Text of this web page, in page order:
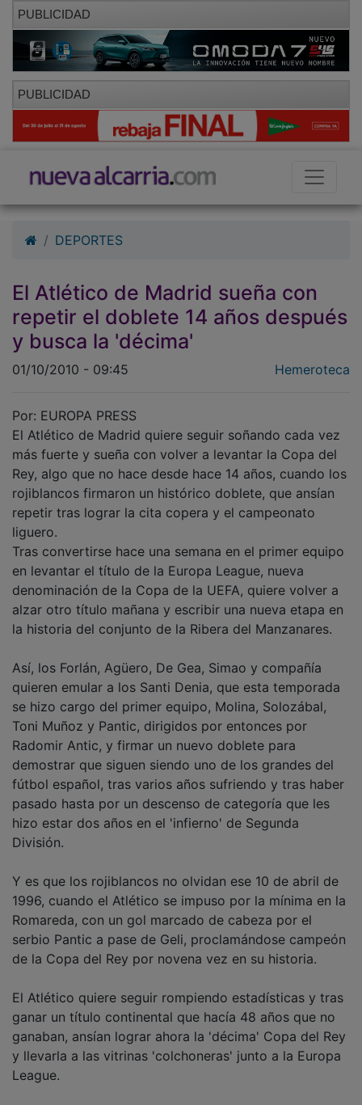
PUBLICIDAD
PUBLICIDAD
El Atlético de Madrid sueña con
repetir el doblete 14 años después
y busca la 'décima'
01/10/2010 - 09:45
El Atlético de Madrid quiere seguir soñando cada vez
más fuerte y sueña con volver a levantar la Copa del
Rey, algo que no hace desde hace 14 años, cuando los
rojiblancos firmaron un histórico doblete, que ansían
repetir tras lograr la cita copera y el campeonato
liguero.
Tras convertirse hace una semana en el primer equipo
en levantar el título de la Europa League, nueva
denominación de la Copa de la UEFA, quiere volver a
alzar otro título mañana y escribir una nueva etapa en
la historia del conjunto de la Ribera del Manzanares.
quieren emular a los Santi Denia, que esta temporada
se hizo cargo del primer equipo, Molina, Solozábal,
Toni Muñoz y Pantic, dirigidos por entonces por
Radomir Antic, y firmar un nuevo doblete para
demostrar que siguen siendo uno de los grandes del
fútbol español, tras varios años sufriendo y tras haber
pasado hasta por un descenso de categoría que les
hizo estar dos años en el 'infierno' de Segunda
División.
1996, cuando el Atlético se impuso por la mínima en la
Romareda, con un gol marcado de cabeza por el
serbio Pantic a pase de Geli, proclamándose campeón
de la Copa del Rey por novena vez en su historia.
ganar un título continental que hacía 48 años que no
ganaban, ansían lograr ahora la 'décima' Copa del Rey
y llevarla a las vitrinas 'colchoneras' junto a la Europa
League.